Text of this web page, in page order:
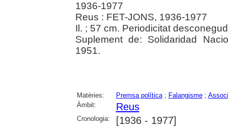
1936-1977
Reus : FET-JONS, 1936-1977
Il. ; 57 cm. Periodicitat
Suplement de: Solidaridad
1951.
Matèries: Premsa política; Falangisme;
Àmbit:
Reus
Cronologia: [1936 - 1977]